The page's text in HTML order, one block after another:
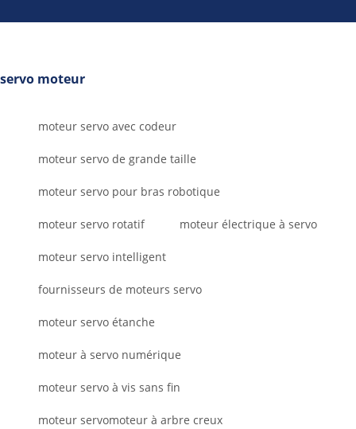
servo moteur
moteur servo avec codeur
moteur servo de grande taille
moteur servo pour bras robotique
moteur servo rotatif moteur électrique à servo
moteur servo intelligent
fournisseurs de moteurs servo
moteur servo étanche
moteur à servo numérique
moteur servo à vis sans fin
moteur servomoteur à arbre creux